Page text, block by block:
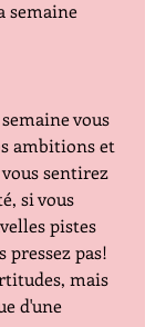
semaine
vous
ambitions et
sentirez
si vous
pistes
pressez pas!
mais
d'une